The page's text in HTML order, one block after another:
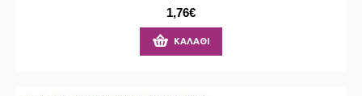
1,76€
ΚΑΛΆΘΙ